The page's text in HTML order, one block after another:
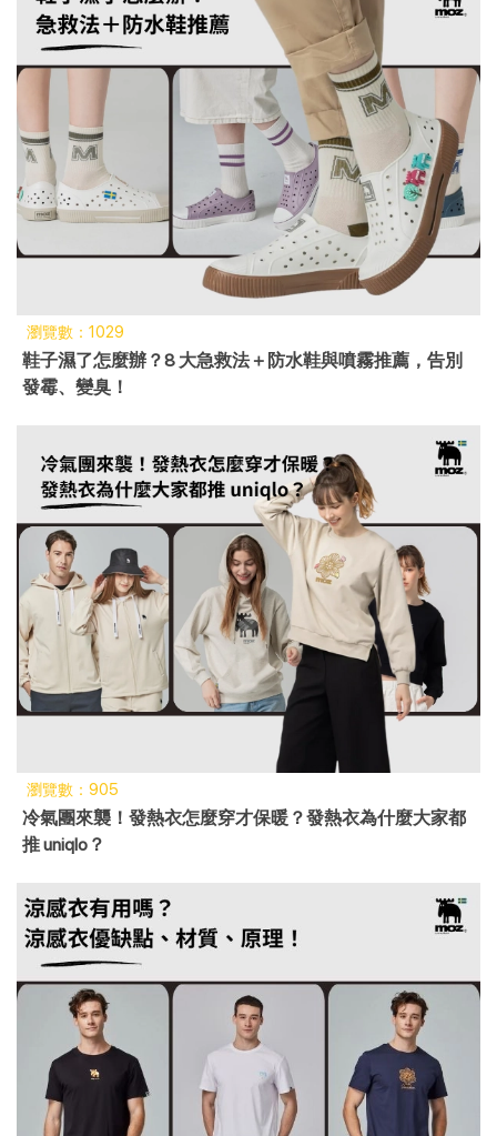
瀏覽數：1029
鞋子濕了怎麼辦？8 大急救法＋防水鞋與噴霧推薦，告別
發霉、變臭！
瀏覽數：905
冷氣團來襲！發熱衣怎麼穿才保暖？發熱衣為什麼大家都
推 uniqlo？